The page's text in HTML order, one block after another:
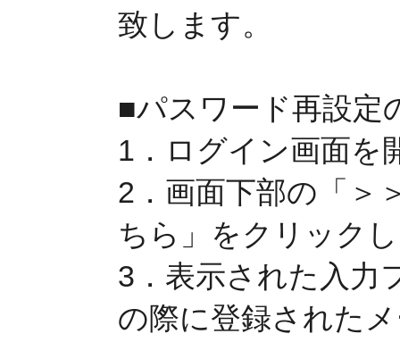
致します。
■パスワード再設定
1．ログイン画面を
2．画面下部の「＞
ちら」をクリック
3．表示された入力
の際に登録された